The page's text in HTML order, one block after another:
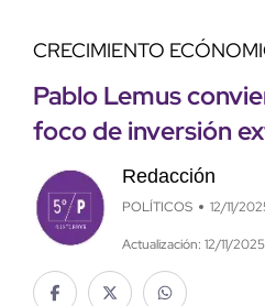
CRECIMIENTO
Pablo Lemus
foco de inversión
Redacción
POLÍTICOS 12/11/
Actualización: 12/11/